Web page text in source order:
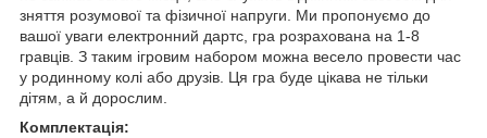
зняття розумової та фізичної напруги. Ми пропонуємо до
вашої уваги електронний дартс, гра розрахована на 1-8
гравців. З таким ігровим набором можна весело провести час
у родинному колі або друзів. Ця гра буде цікава не тільки
дітям, а й дорослим.
Комплектація: